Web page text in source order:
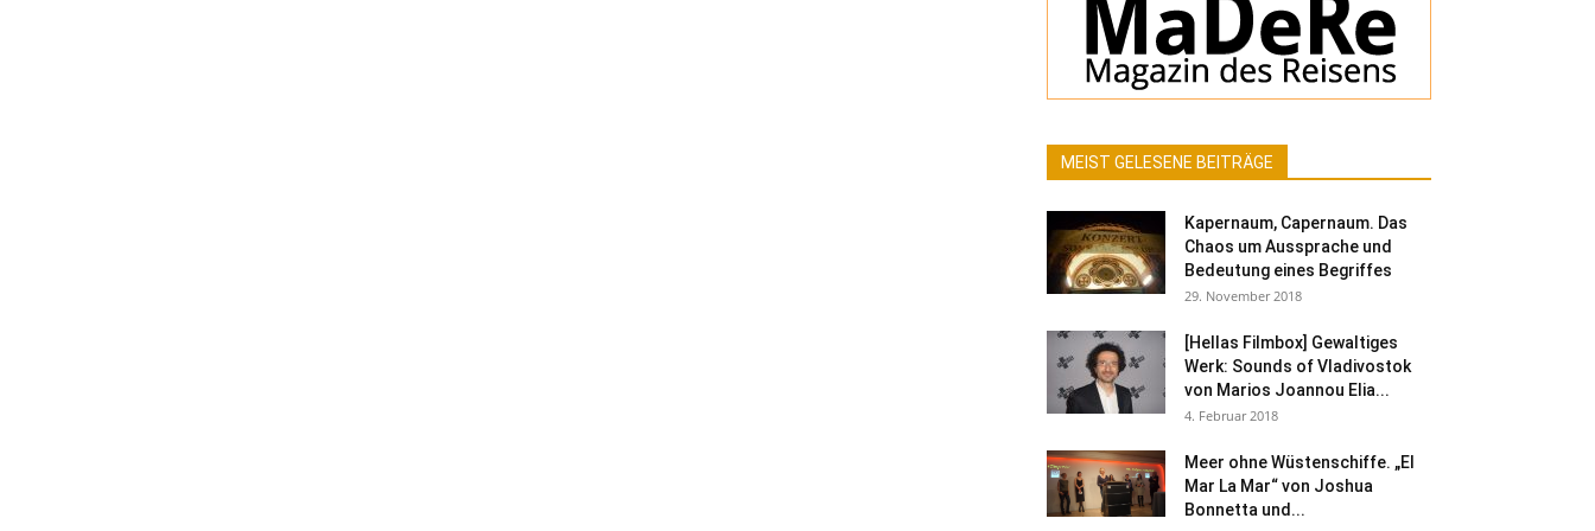
MEIST GELESENE BEITRÄGE
Kapernaum, Capernaum. Das
Chaos um Aussprache und
Bedeutung eines Begriffes
29. November 2018
[Hellas Filmbox] Gewaltiges
Werk: Sounds of Vladivostok
von Marios Joannou Elia...
4. Februar 2018
Meer ohne Wüstenschiffe. „El
Mar La Mar“ von Joshua
Bonnetta und...